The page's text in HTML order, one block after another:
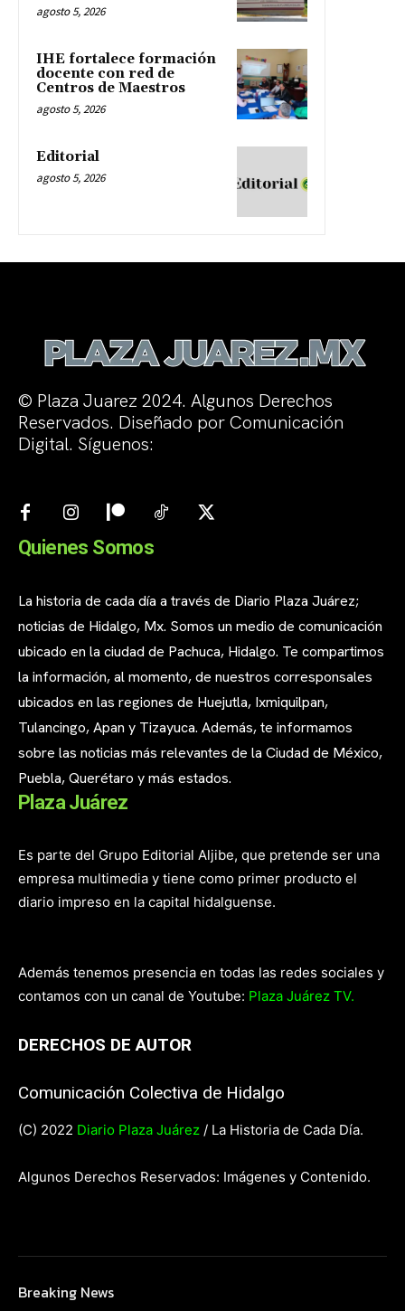
agosto 5, 2026
IHE fortalece formación
docente con red de
Centros de Maestros
agosto 5, 2026
Editorial
agosto 5, 2026
© Plaza Juarez 2024. Algunos Derechos
Reservados. Diseñado por Comunicación
Digital. Síguenos:
Quienes Somos
La historia de cada día a través de Diario Plaza Juárez;
noticias de Hidalgo, Mx. Somos un medio de comunicación
ubicado en la ciudad de Pachuca, Hidalgo. Te compartimos
la información, al momento, de nuestros corresponsales
ubicados en las regiones de Huejutla, Ixmiquilpan,
Tulancingo, Apan y Tizayuca. Además, te informamos
sobre las noticias más relevantes de la Ciudad de México,
Puebla, Querétaro y más estados.
Plaza Juárez
Es parte del Grupo Editorial Aljibe, que pretende ser una
empresa multimedia y tiene como primer producto el
diario impreso en la capital hidalguense.
Además tenemos presencia en todas las redes sociales y
contamos con un canal de Youtube: Plaza Juárez TV.
DERECHOS DE AUTOR
Comunicación Colectiva de Hidalgo
(C) 2022 Diario Plaza Juárez / La Historia de Cada Día.
Algunos Derechos Reservados: Imágenes y Contenido.
Breaking News